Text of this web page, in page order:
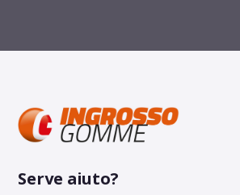
Serve aiuto?